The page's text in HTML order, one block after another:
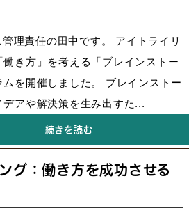
理責任の田中です。 アイトライリ
き方」を考える「ブレインストー
を開催しました。 ブレインストー
アや解決策を生み出すた...
続きを読む
グ：働き方を成功させる